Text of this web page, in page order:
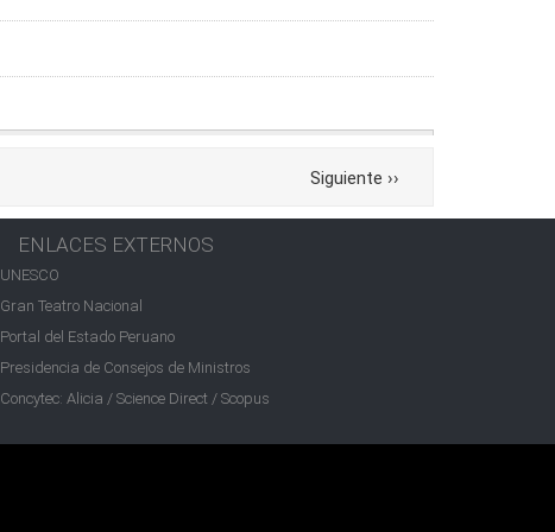
Siguiente ››
ENLACES EXTERNOS
UNESCO
Gran Teatro Nacional
Portal del Estado Peruano
Presidencia de Consejos de Ministros
Concytec: Alicia / Science Direct / Scopus